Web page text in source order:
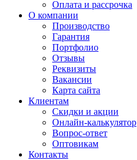
Оплата и рассрочка
О компании
Производство
Гарантия
Портфолио
Отзывы
Реквизиты
Вакансии
Карта сайта
Клиентам
Скидки и акции
Онлайн-калькулятор
Вопрос-ответ
Оптовикам
Контакты